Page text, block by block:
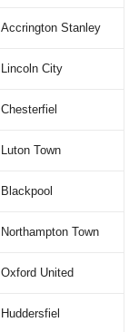
Accrington Stanley
Lincoln City
Chesterfiel
Luton Town
Blackpool
Northampton Town
Oxford United
Huddersfiel